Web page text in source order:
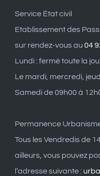
Service État civil
Etablissement des
sur rendez-vous au 04
Lundi : fermé toute la
Le mardi, mercredi,
Samedi de 09h00 à
Permanence
Tous les Vendredis de
ailleurs, vous pouvez
l’adresse suivante :